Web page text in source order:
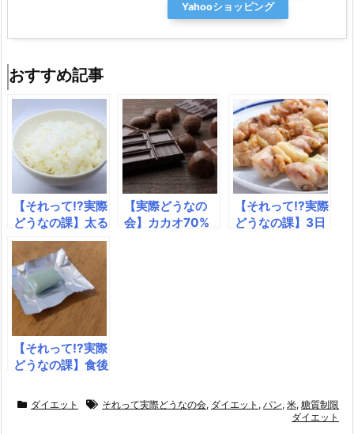
Yahooショッピング
おすすめ記事
【それって!?実際
どうなの課】太る
原因はお米なの
か!? 2023年12
月13日放送
【実際どうなの
会】カカオ70%
【それって!?実際
どうなの課】3日
【それって!?実際
どうなの課】食後
痩せるのか？ 2
ダイエット それって実際どうなの会, ダイエット , パン, 米, 糖質制限
ダイエット